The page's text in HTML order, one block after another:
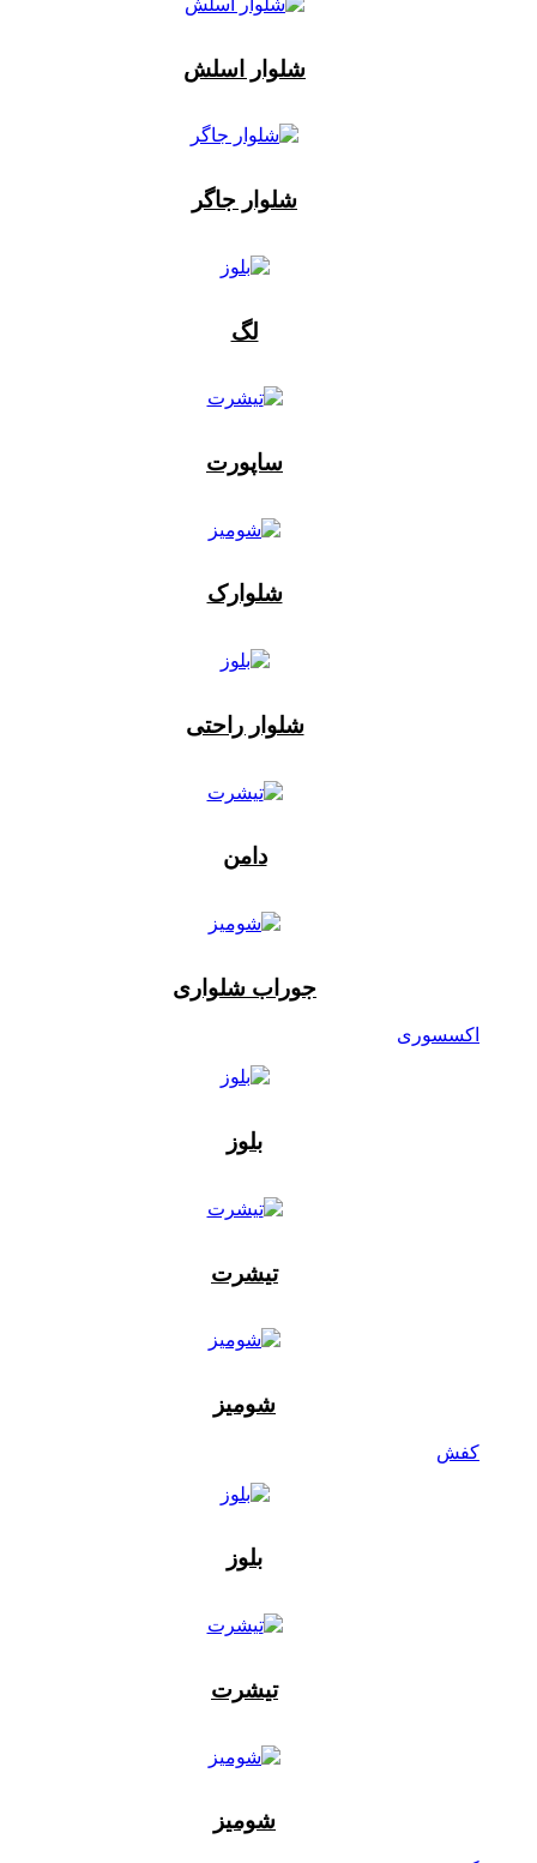
شلوار اسلش
شلوار جاگر
لگ
ساپورت
شلوارک
شلوار راحتی
دامن
جوراب شلواری
اکسسوری
بلوز
تیشرت
شومیز
کفش
بلوز
تیشرت
شومیز